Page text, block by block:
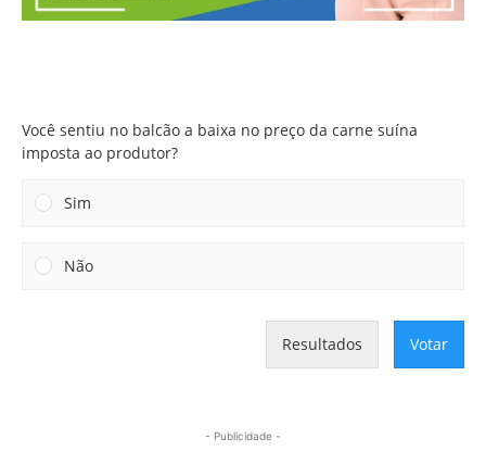
Você sentiu no balcão a baixa no preço da carne suína
imposta ao produtor?
Sim
Não
Resultados Votar
- Publicidade -